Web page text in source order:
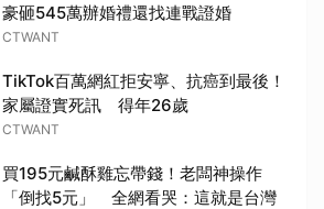
豪砸545萬辦婚禮還找連戰證婚
CTWANT
TikTok百萬網紅拒安寧、抗癌到最後！
家屬證實死訊 得年26歲
CTWANT
買195元鹹酥雞忘帶錢！老闆神操作
「倒找5元」 全網看哭：這就是台灣